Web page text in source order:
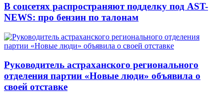
В соцсетях распространяют подделку под AST-
NEWS: про бензин по талонам
Руководитель астраханского регионального
отделения партии «Новые люди» объявила о
своей отставке